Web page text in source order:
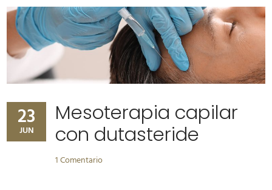
23
JUN
Mesoterapia capilar
con dutasteride
1 Comentario